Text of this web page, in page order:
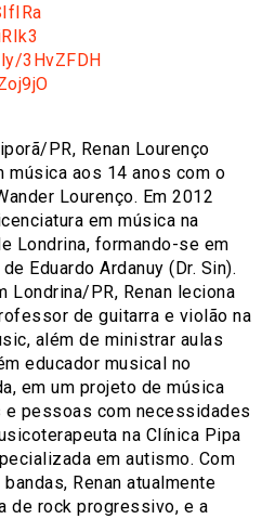
3HvZFDH
PR, Renan Lourenço
aos 14 anos com o
Lourenço. Em 2012
em música na
Londrina, formando-se em
Eduardo Ardanuy (Dr. Sin).
Londrina/PR, Renan leciona
de guitarra e violão na
além de ministrar aulas
educador musical no
em um projeto de música
pessoas com necessidades
na Clínica Pipa
em autismo. Com
Renan atualmente
de rock progressivo, e a